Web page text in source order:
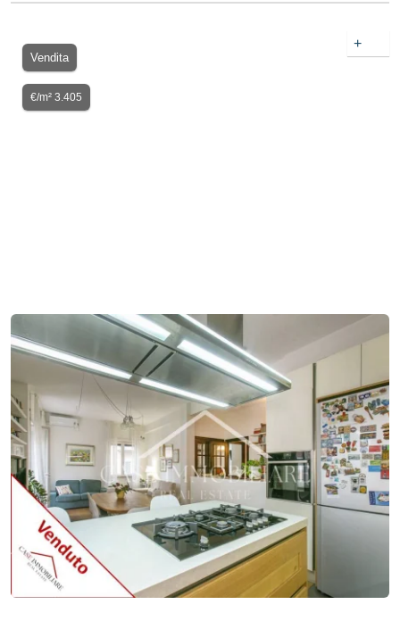
Vendita
€/m² 3.405
+